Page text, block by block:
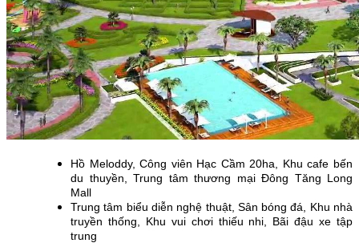
Hồ Meloddy, Công viên Hạc Cầm 20ha, Khu cafe bến
du thuyền, Trung tâm thương mại Đông Tăng Long
Mall
Trung tâm biểu diễn nghệ thuật, Sân bóng đá, Khu nhà
truyền thống, Khu vui chơi thiếu nhi, Bãi đậu xe tập
trung